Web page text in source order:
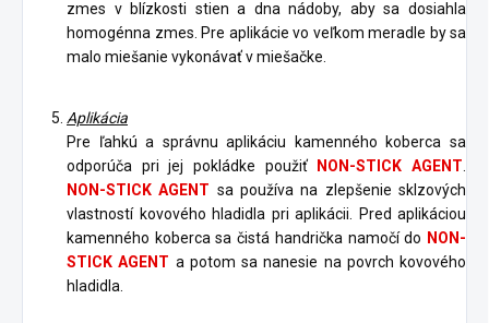
zmes v blízkosti stien a dna nádoby, aby sa dosiahla
homogénna zmes. Pre aplikácie vo veľkom meradle by sa
malo miešanie vykonávať v miešačke.
Aplikácia
Pre ľahkú a správnu aplikáciu kamenného koberca sa
odporúča pri jej pokládke použiť
NON-STICK AGENT
NON-STICK AGENT sa používa na zlepšenie sklzových
vlastností kovového hladidla pri aplikácii. Pred aplikáciou
kamenného koberca sa čistá handrička namočí do NON-
STICK AGENT a potom sa nanesie na povrch kovového
hladidla.